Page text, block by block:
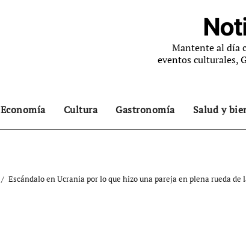
Mantente al día
eventos culturales,
Economía Cultura Gastronomía Salud y
Escándalo en Ucrania por lo que hizo una pareja en plena rueda de